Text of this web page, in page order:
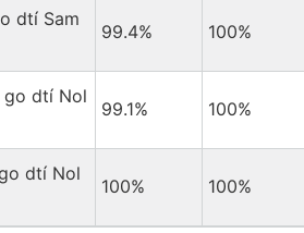
dtí Sam
99.4% 100%
go dtí Nol
99.1% 100%
dtí Nol
100% 100%